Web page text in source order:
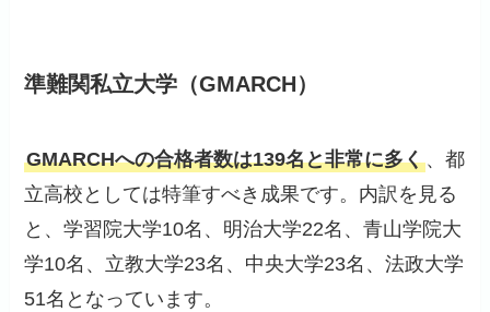
準難関私立大学（GMARCH）
GMARCHへの合格者数は139名と非常に多く、都
立高校としては特筆すべき成果です。内訳を見る
と、学習院大学10名、明治大学22名、青山学院大
学10名、立教大学23名、中央大学23名、法政大学
51名となっています。